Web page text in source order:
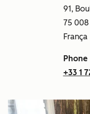
91,
75 008
França
Phone
+33 1